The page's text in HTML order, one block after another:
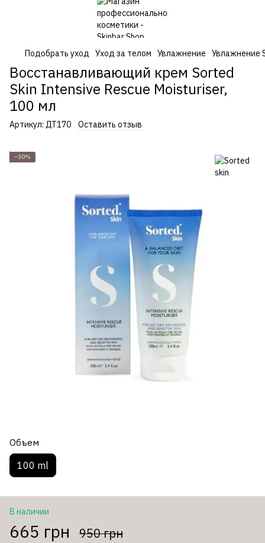
Подобрать уход Уход за телом Увлажнение Увлажнение
Восстанавливающий крем Sorted
Skin Intensive Rescue Moisturiser,
100 мл
Артикул: ДТ170 Оставить отзыв
−30%
Объем
100 ml
В наличии
665 грн 950 грн